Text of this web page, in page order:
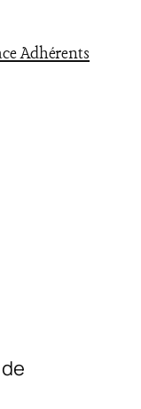
Adhérents